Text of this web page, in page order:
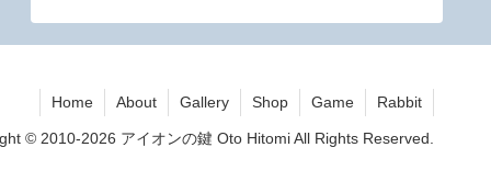
Home About Gallery Shop Game Rabbit
© 2010-2026 アイオンの鍵 Oto Hitomi All Rights Reserved.